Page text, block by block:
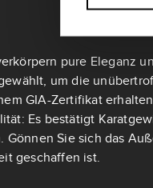
pure Eleganz
um die
GIA-Zertifikat
Es bestätigt
Gönnen Sie sich das
geschaffen ist.